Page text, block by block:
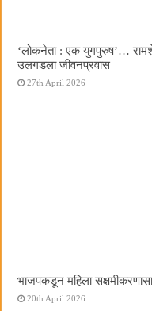
‌‘लोकनेता : एक युगपुरुष‌’…
उलगडला जीवनप्रवास
27th April 2026
भाजपकडून महिला
20th April 2026